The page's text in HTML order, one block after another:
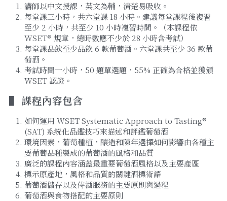
講師以中文授課，英文為輔，清楚易吸收。
每堂課三小時，共六堂課 18 小時。建議每堂課程後複習
至少 2 小時，共至少 10 小時複習時間。（本課程依
WSET® 規章，總時數應不少於 28 小時含考試）
每堂課品飲至少品飲 6 款葡萄酒。六堂課共至少 36 款葡
萄酒。
考試時間一小時，50 題單選題，55% 正確為合格並獲頒
WSET 認證。
▌ 課程內容包含
如何運用 WSET Systematic Approach to Tasting®
(SAT) 系統化品鑑技巧來描述和評鑑葡萄酒
環境因素，葡萄種植，釀造和陳年選擇如何影響由各種主
要葡萄品種製成的葡萄酒的風格和品質
廣泛的課程內容涵蓋最重要葡萄酒風格以及主要產區
標示原產地，風格和品質的關鍵酒標術語
葡萄酒儲存以及侍酒服務的主要原則與過程
葡萄酒與食物搭配的主要原則